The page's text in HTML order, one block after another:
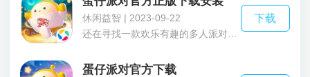
休闲益智 | 2023-09-22
下载
蛋仔派对官方下载